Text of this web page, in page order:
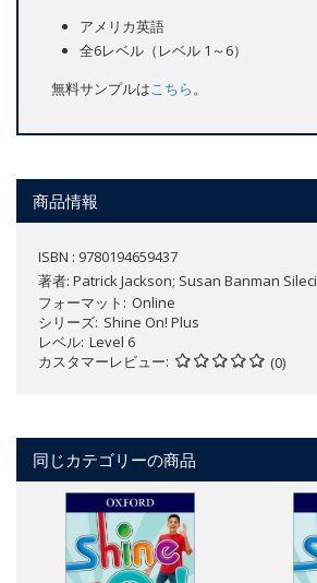
アメリカ英語
全6レベル（レベル 1～6）
無料サンプルはこちら。
商品情報
ISBN : 9780194659437
著者: Patrick Jackson; Susan Banman Sileci
フォーマット
Online
シリーズ Shine On! Plus
レベル Level 6
カスタマーレビュー
(0)
同じカテゴリーの商品